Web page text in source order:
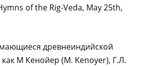
of the Rig-Veda, May 25th,
древнеиндийской
как М Кенойер (M. Kenoyer), Г.Л.